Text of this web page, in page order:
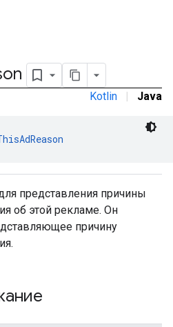
Kotlin | Java
представления причины
об этой рекламе. Он
причину